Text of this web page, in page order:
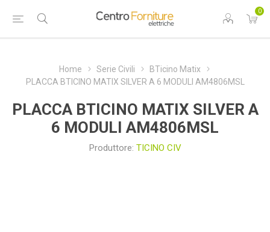
0
Home Serie Civili
BTicino Matix
PLACCA BTICINO MATIX SILVER A 6 MODULI AM4806MSL
PLACCA BTICINO MATIX SILVER A
6 MODULI AM4806MSL
Produttore: TICINO CIV